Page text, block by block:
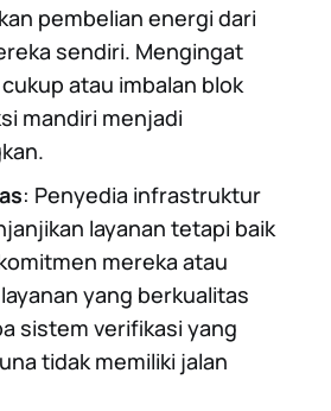
pembelian energi dari
sendiri. Mengingat
atau imbalan blok
mandiri menjadi
: Penyedia infrastruktur
layanan tetapi baik
mereka atau
yang berkualitas
sistem verifikasi yang
tidak memiliki jalan